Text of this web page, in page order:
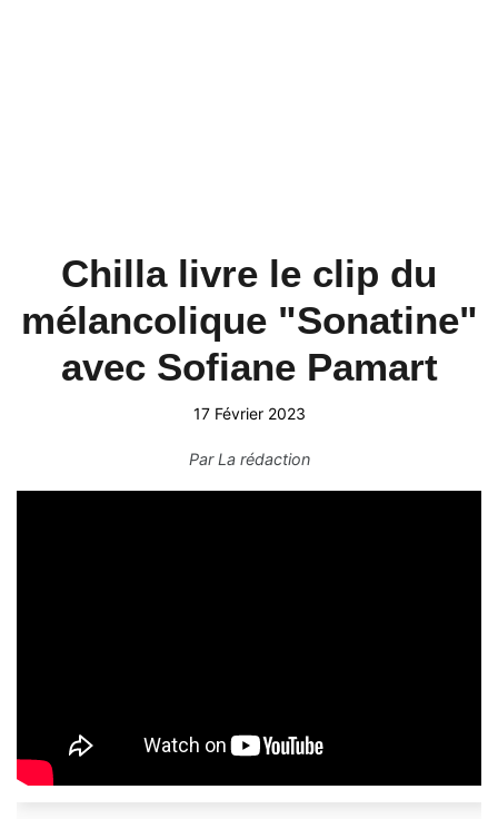
Chilla livre le clip du
mélancolique "Sonatine"
avec Sofiane Pamart
17 Février 2023
ParLa rédaction